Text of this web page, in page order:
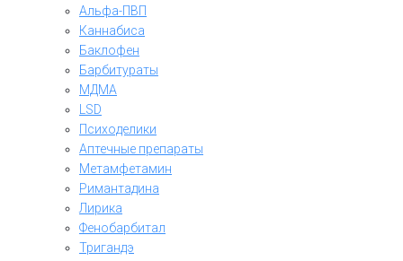
Альфа-ПВП
Каннабиса
Баклофен
Барбитураты
МДМА
LSD
Психоделики
Аптечные препараты
Метамфетамин
Римантадина
Лирика
Фенобарбитал
Тригандэ